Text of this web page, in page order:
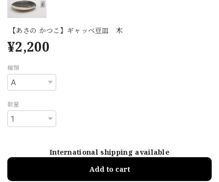
【あさの かつこ】ギャッベ豆皿 木
¥2,200
種類
数量
International shipping available
Add to cart